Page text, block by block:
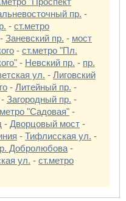
пр. -
- ст.метро
- Заневский пр. - мост
- ст.метро "Пл.
- Невский пр. - пр.
ул. - Лиговский
- Литейный пр. -
- Загородный пр. -
"Садовая" -
- Дворцовый мост -
- Тифлисская ул. -
Добролюбова -
ул. - ст.метро